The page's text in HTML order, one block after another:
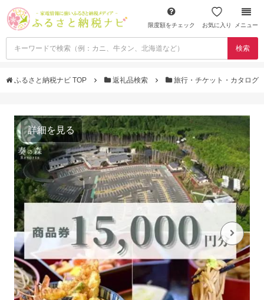
限度額をチェック お気に入り メニュー
検索
ふるさと納税ナビ TOP 返礼品検索 旅行・チケット・カタログ
詳細を見る